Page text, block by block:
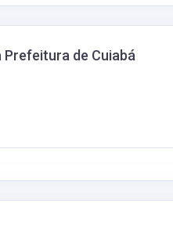
de Cuiabá